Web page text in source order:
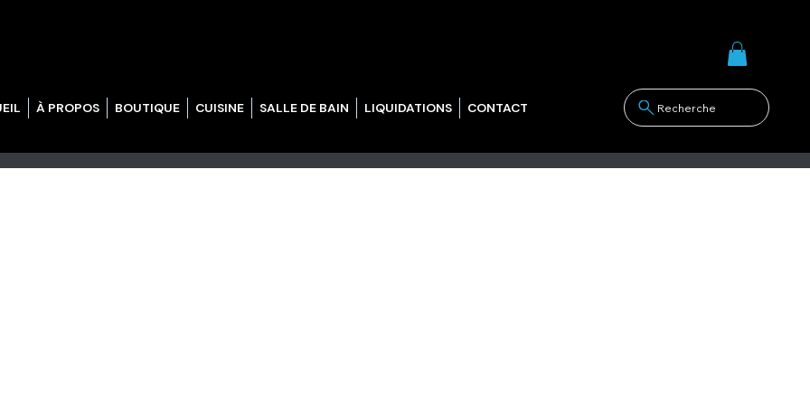
À PROPOS BOUTIQUE CUISINE SALLE DE BAIN LIQUIDATIONS CONTACT Recherche